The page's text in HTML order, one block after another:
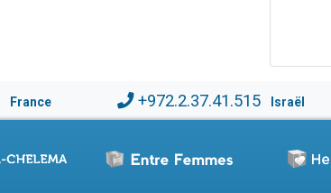
France +972.2.37.41.515 Israël